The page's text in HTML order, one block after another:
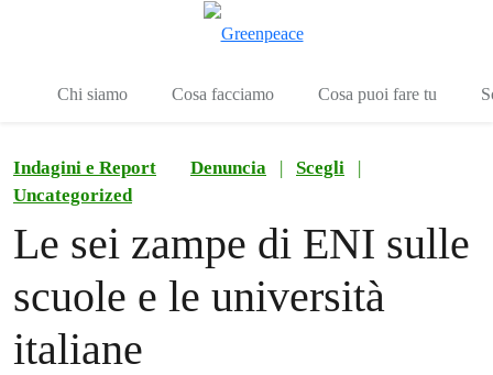
Chi siamo Cosa facciamo Cosa puoi fare tu
Indagini e Report Denuncia | Scegli
|
Uncategorized
Le sei zampe di ENI sulle
scuole e le università
italiane